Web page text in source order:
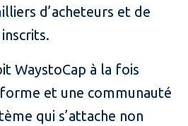
d’acheteurs et de
WaystoCap à la fois
et une communauté
qui s’attache non